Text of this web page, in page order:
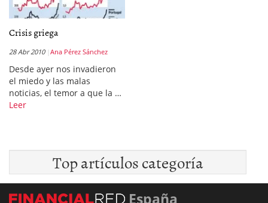
Crisis griega
28 Abr 2010 Ana Pérez Sánchez
Desde ayer nos invadieron
el miedo y las malas
noticias, el temor a que la …
Leer
Top artículos categoría
España